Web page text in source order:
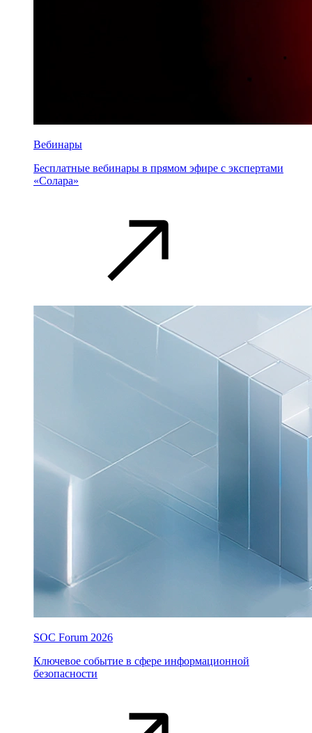
Вебинары
Бесплатные вебинары в прямом эфире с экспертами
«Солара»
SOC Forum 2026
Ключевое событие в сфере информационной
безопасности